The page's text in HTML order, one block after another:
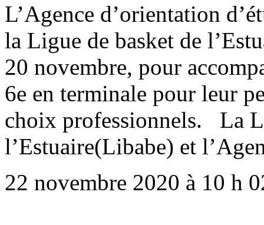
L’Agence d’orientation
la Ligue de basket de
20 novembre, pour
6e en terminale pour leur
choix professionnels. La
l’Estuaire(Libabe) et
22 novembre 2020 à 10 h